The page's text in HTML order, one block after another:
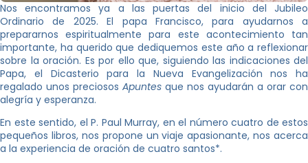
Nos encontramos ya a las puertas del inicio del Jubileo
Ordinario de 2025. El papa Francisco, para ayudarnos a
prepararnos espiritualmente para este acontecimiento tan
importante, ha querido que dediquemos este año a reflexionar
sobre la oración. Es por ello que, siguiendo las indicaciones del
Papa, el Dicasterio para la Nueva Evangelización nos ha
regalado unos preciosos Apuntes que nos ayudarán a orar con
alegría y esperanza.
En este sentido, el P. Paul Murray, en el número cuatro de estos
pequeños libros, nos propone un viaje apasionante, nos acerca
a la experiencia de oración de cuatro santos*.